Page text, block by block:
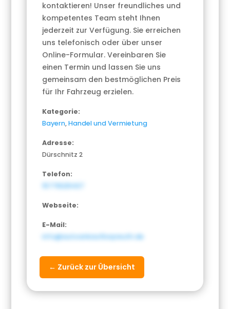
kontaktieren! Unser freundliches und
kompetentes Team steht Ihnen
jederzeit zur Verfügung. Sie erreichen
uns telefonisch oder über unser
Online-Formular. Vereinbaren Sie
einen Termin und lassen Sie uns
gemeinsam den bestmöglichen Preis
für Ihr Fahrzeug erzielen.
Kategorie:
Bayern,Handel und Vermietung
Adresse:
Dürschnitz 2
Telefon:
15778225427
Webseite:
E-Mail:
info@autoankaufbayreuth.de
← Zurück zur Übersicht